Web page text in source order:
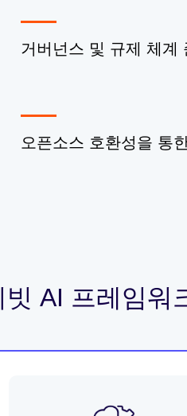
거버넌스 및 규제 체계
오픈소스 호환성을 통
AI 프레임워